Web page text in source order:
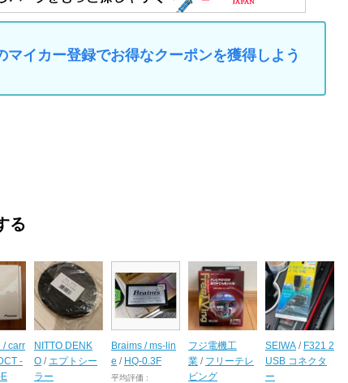
イカー登録でお得なクーポンを獲得しよう
る
/ carr
-
NITTO DENK
O / エプトシー
ラー
Braims / ms-lin
e / HQ-0.3F
平均評価 :
フジ電機工
業 / フリーテレ
ビング
SEIWA / F321 2
USB コネクタ
ー